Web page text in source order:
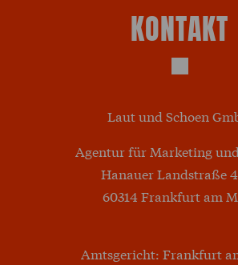
KONTAKT
Laut und Schoen
Agentur für Marketing
Hanauer Landstraße
60314 Frankfurt am
Amtsgericht: Frankfurt